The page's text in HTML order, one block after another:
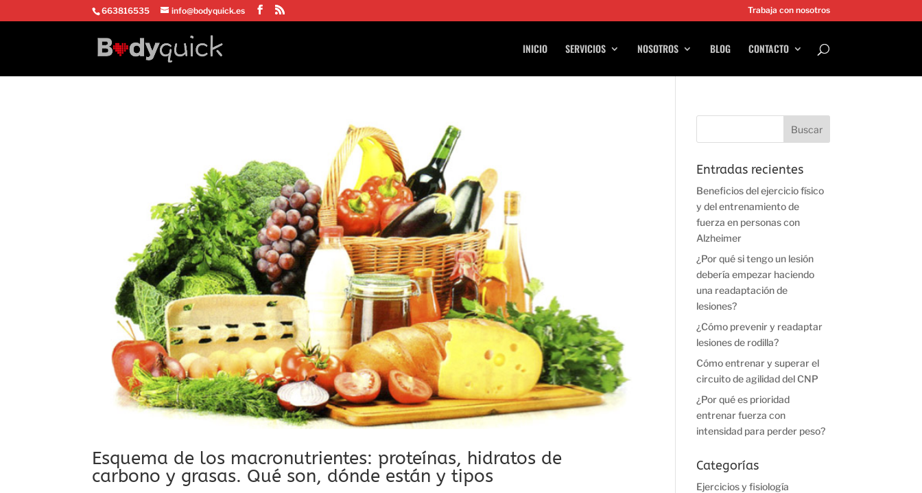
663816535 info@bodyquick.es Trabaja con nosotros
INICIO SERVICIOS NOSOTROS BLOG CONTACTO
Esquema de los macronutrientes: proteínas, hidratos de
carbono y grasas. Qué son, dónde están y tipos
Entradas recientes
Beneficios del ejercicio físico
y del entrenamiento de
fuerza en personas con
Alzheimer
¿Por qué si tengo un lesión
debería empezar haciendo
una readaptación de
lesiones?
¿Cómo prevenir y readaptar
lesiones de rodilla?
Cómo entrenar y superar el
circuito de agilidad del CNP
¿Por qué es prioridad
entrenar fuerza con
intensidad para perder peso?
Categorías
Ejercicios y fisiología